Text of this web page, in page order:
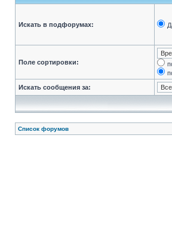
Искать в подфорумах:
Поле сортировки:
Искать сообщения за:
Список форумов